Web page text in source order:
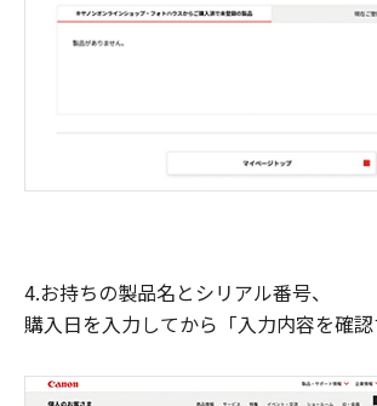
4.お持ちの製品名とシリアル番号、
購入日を入力してから「入力内容を確